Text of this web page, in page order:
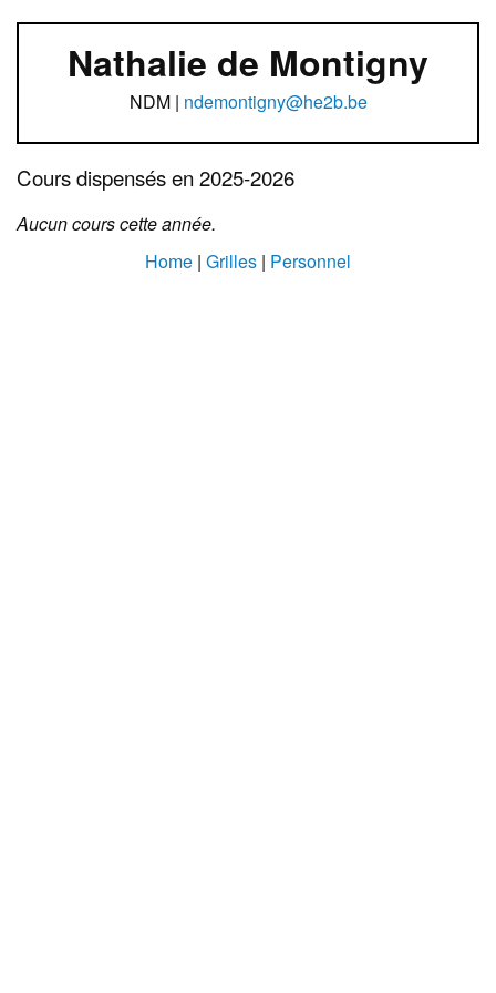
Nathalie de Montigny
NDM | ndemontigny@he2b.be
Cours dispensés en 2025-2026
Aucun cours cette année.
Home | Grilles | Personnel